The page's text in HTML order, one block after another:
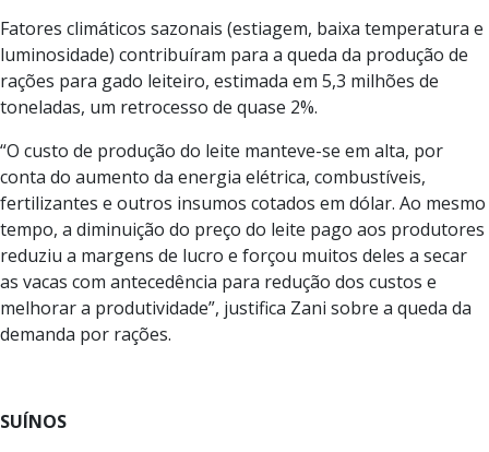
Fatores climáticos sazonais (estiagem, baixa temperatura e
luminosidade) contribuíram para a queda da produção de
rações para gado leiteiro, estimada em 5,3 milhões de
toneladas, um retrocesso de quase 2%.
“O custo de produção do leite manteve-se em alta, por
conta do aumento da energia elétrica, combustíveis,
fertilizantes e outros insumos cotados em dólar. Ao mesmo
tempo, a diminuição do preço do leite pago aos produtores
reduziu a margens de lucro e forçou muitos deles a secar
as vacas com antecedência para redução dos custos e
melhorar a produtividade”, justifica Zani sobre a queda da
demanda por rações.
SUÍNOS